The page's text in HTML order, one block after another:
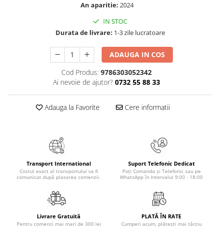
Hartie si Accesorii
Instrumente de scris
Organizare si Arhivare
Seturi birotica
Caiete si Carnetele scolare
Coperti, Mape, Etichete
Ghiozdane si Penare scolare
Instrumente si Truse Geometrie
Seturi scolare
Calculator
An aparitie: 2024
IN STOC
Durata de livrare: 1-3 zile lucratoare
ADAUGA IN COS
Cod Produs: 9786303052342
Ai nevoie de ajutor? 0732 55 88 33
Adauga la Favorite Cere informatii
Transport International
Costul exact al transportului va fi
comunicat după plasarea comenzii.
Suport Telefonic Dedicat
Poți Comanda și Telefonic sau pe
WhatsApp în Intervalul 9:00 - 18:00
Livrare Gratuită
Pentru comenzi mai mari de 300 lei
PLATĂ ÎN RATE
Cumperi acum, plătești mai târziu